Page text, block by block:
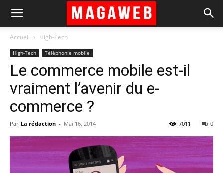
Accueil High-Tech
High-Tech Téléphonie mobile
Le commerce mobile est-il
vraiment l’avenir du e-
commerce ?
Par La rédaction - Mai 16, 2014 0
7011